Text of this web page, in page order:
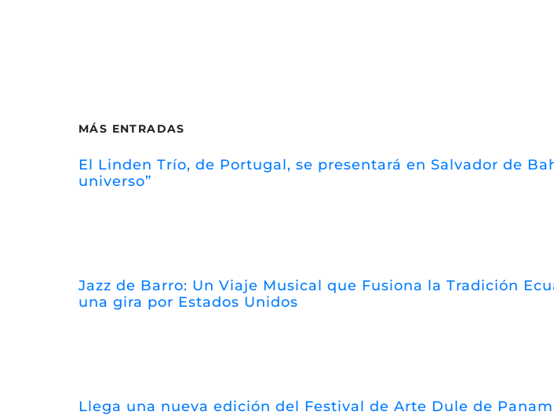
MÁS ENTRADAS
El Linden Trío, de Portugal, se presentará en Salvador de
universo”
Jazz de Barro: Un Viaje Musical que Fusiona la Tradición
una gira por Estados Unidos
Llega una nueva edición del Festival de Arte Dule de